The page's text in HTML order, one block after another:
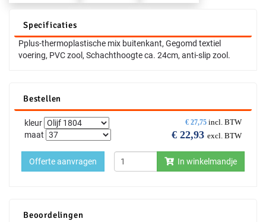
Specificaties
Pplus-thermoplastische mix buitenkant, Gegomd textiel
voering, PVC zool, Schachthoogte ca. 24cm, anti-slip zool.
Bestellen
€ 27,75 incl. BTW
€ 22,93 excl. BTW
kleur
maat
In winkelmandje
Offerte aanvragen
Beoordelingen